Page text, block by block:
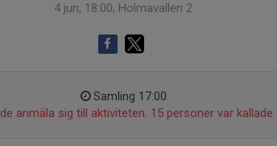
4 jun, 18:00, Holmavallen 2
Samling 17:00
anmäla sig till aktiviteten. 15 personer var kallade.